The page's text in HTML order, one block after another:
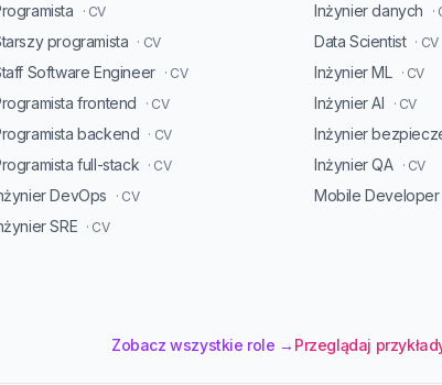
· CV
programista · CV
Software Engineer · CV
frontend · CV
backend · CV
full-stack · CV
DevOps · CV
SRE · CV
Inżynier danych ·
Data Scientist · CV
Inżynier ML · CV
Inżynier AI · CV
Inżynier
Inżynier QA · CV
Mobile Developer
Zobacz wszystkie role → Przeglądaj